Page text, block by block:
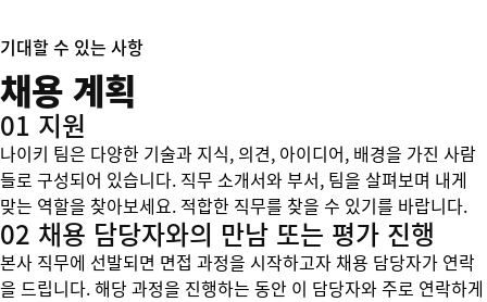
기대할 수 있는 사항
채용 계획
01 지원
나이키 팀은 다양한 기술과 지식, 의견, 아이디어, 배경을 가진 사람
들로 구성되어 있습니다. 직무 소개서와 부서, 팀을 살펴보며 내게
맞는 역할을 찾아보세요. 적합한 직무를 찾을 수 있기를 바랍니다.
02 채용 담당자와의 만남 또는 평가 진행
본사 직무에 선발되면 면접 과정을 시작하고자 채용 담당자가 연락
을 드립니다. 해당 과정을 진행하는 동안 이 담당자와 주로 연락하게